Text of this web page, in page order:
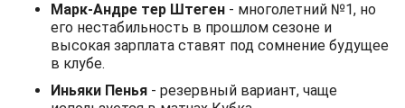
Марк-Андре тер Штеген - многолетний №1, но
его нестабильность в прошлом сезоне и
высокая зарплата ставят под сомнение будущее
в клубе.
Иньяки Пенья - резервный вариант, чаще